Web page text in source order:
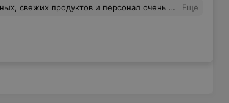
продуктов и персонал очень хороший. Еще